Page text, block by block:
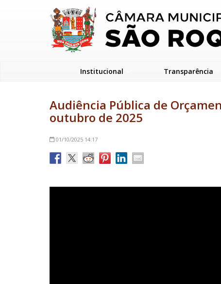
Institucional Transparência
Audiência Pública de
outubro de 2025
01/10/202514:17